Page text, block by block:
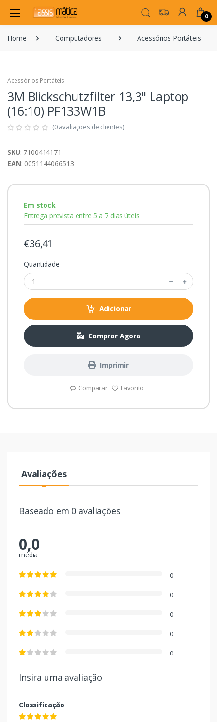
0
Home Computadores Acessórios Portáteis
Acessórios Portáteis
3M Blickschutzfilter 13,3" Laptop
(16:10) PF133W1B
(0 avaliações de clientes)
SKU: 7100414171
EAN: 0051144066513
Em stock
Entrega prevista entre 5 a 7 dias úteis
€36,41
Quantidade
Adicionar
Comprar Agora
Imprimir
Comparar Favorito
Avaliações
Baseado em 0 avaliações
0,0
média
0
0
0
0
0
Insira uma avaliação
Classificação